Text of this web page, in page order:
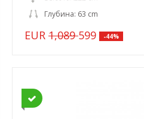
Глубина: 63 cm
EUR 1,089599 -44%